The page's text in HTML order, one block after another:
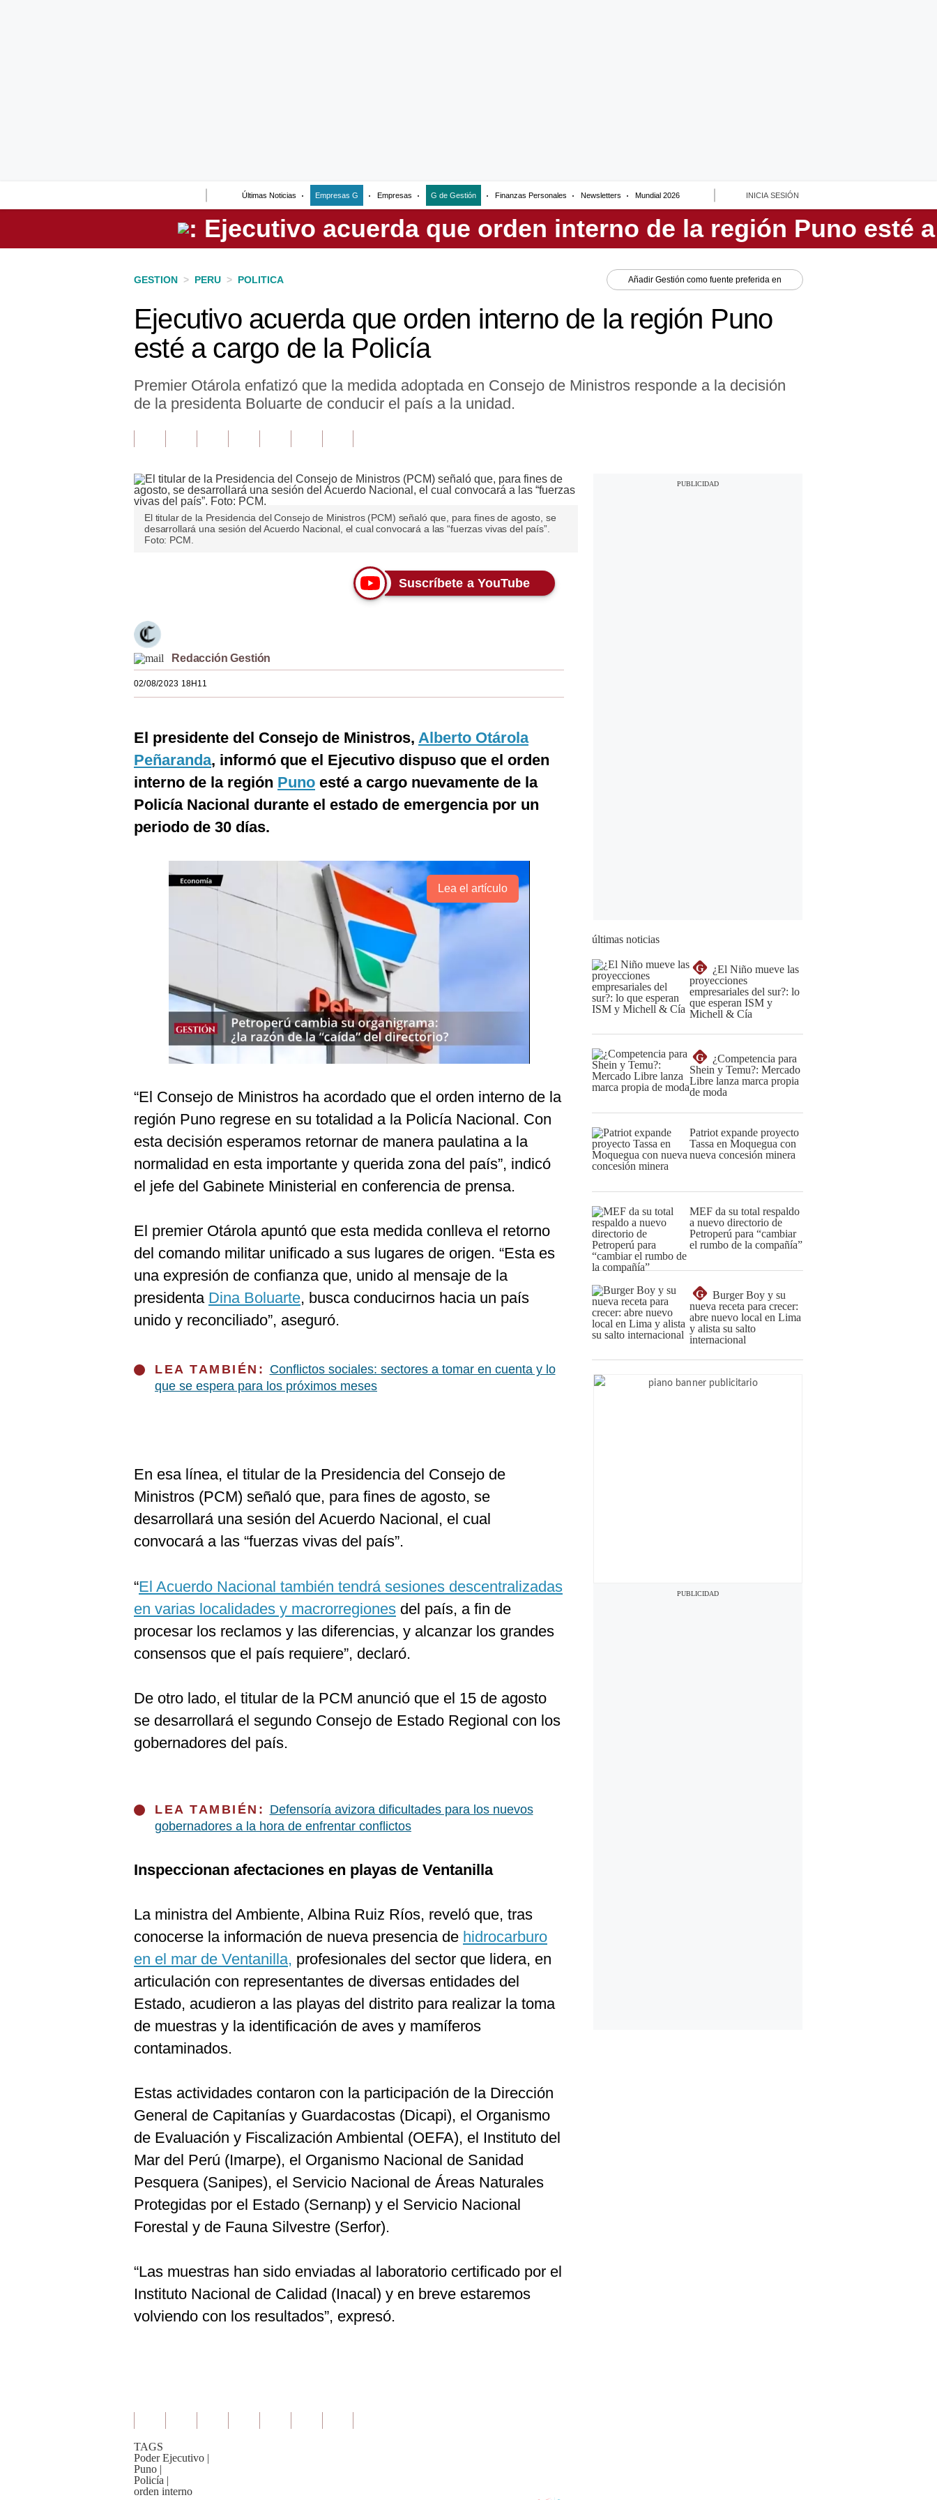
Últimas Noticias Empresas G Empresas G de Gestión Finanzas Personales Newsletters Mundial 2026 INICIA SESIÓN
Perú
GESTION > PERU > POLITICA Añadir Gestión como fuente preferida en
Ejecutivo acuerda que orden interno de la región Puno
esté a cargo de la Policía
Premier Otárola enfatizó que la medida adoptada en Consejo de Ministros responde a la decisión
de la presidenta Boluarte de conducir el país a la unidad.
El titular de la Presidencia del Consejo de Ministros (PCM) señaló que, para fines de agosto, se
desarrollará una sesión del Acuerdo Nacional, el cual convocará a las “fuerzas vivas del país”.
Foto: PCM.
Suscríbete a YouTube
Redacción Gestión
02/08/2023 18H11
El presidente del Consejo de Ministros, Alberto Otárola
Peñaranda, informó que el Ejecutivo dispuso que el orden
interno de la región Puno esté a cargo nuevamente de la
Policía Nacional durante el estado de emergencia por un
periodo de 30 días.
Lea el artículo
“El Consejo de Ministros ha acordado que el orden interno de la
región Puno regrese en su totalidad a la Policía Nacional. Con
esta decisión esperamos retornar de manera paulatina a la
normalidad en esta importante y querida zona del país”, indicó
el jefe del Gabinete Ministerial en conferencia de prensa.
El premier Otárola apuntó que esta medida conlleva el retorno
del comando militar unificado a sus lugares de origen. “Esta es
una expresión de confianza que, unido al mensaje de la
presidenta Dina Boluarte, busca conducirnos hacia un país
unido y reconciliado”, aseguró.
LEA TAMBIÉN: Conflictos sociales: sectores a tomar en cuenta y lo
que se espera para los próximos meses
En esa línea, el titular de la Presidencia del Consejo de
Ministros (PCM) señaló que, para fines de agosto, se
desarrollará una sesión del Acuerdo Nacional, el cual
convocará a las “fuerzas vivas del país”.
“El Acuerdo Nacional también tendrá sesiones descentralizadas
en varias localidades y macrorregiones del país, a fin de
procesar los reclamos y las diferencias, y alcanzar los grandes
consensos que el país requiere”, declaró.
De otro lado, el titular de la PCM anunció que el 15 de agosto
se desarrollará el segundo Consejo de Estado Regional con los
gobernadores del país.
LEA TAMBIÉN: Defensoría avizora dificultades para los nuevos
gobernadores a la hora de enfrentar conflictos
Inspeccionan afectaciones en playas de Ventanilla
La ministra del Ambiente, Albina Ruiz Ríos, reveló que, tras
conocerse la información de nueva presencia de hidrocarburo
en el mar de Ventanilla, profesionales del sector que lidera, en
articulación con representantes de diversas entidades del
Estado, acudieron a las playas del distrito para realizar la toma
de muestras y la identificación de aves y mamíferos
contaminados.
Estas actividades contaron con la participación de la Dirección
General de Capitanías y Guardacostas (Dicapi), el Organismo
de Evaluación y Fiscalización Ambiental (OEFA), el Instituto del
Mar del Perú (Imarpe), el Organismo Nacional de Sanidad
Pesquera (Sanipes), el Servicio Nacional de Áreas Naturales
Protegidas por el Estado (Sernanp) y el Servicio Nacional
Forestal y de Fauna Silvestre (Serfor).
“Las muestras han sido enviadas al laboratorio certificado por el
Instituto Nacional de Calidad (Inacal) y en breve estaremos
volviendo con los resultados”, expresó.
TAGS
Poder Ejecutivo |
Puno |
Policía |
orden interno
últimas noticias
G
¿El Niño mueve las
proyecciones
empresariales del sur?: lo
que esperan ISM y
Michell & Cía
G
¿Competencia para
Shein y Temu?: Mercado
Libre lanza marca propia
de moda
Patriot expande proyecto
Tassa en Moquegua con
nueva concesión minera
MEF da su total respaldo
a nuevo directorio de
Petroperú para “cambiar
el rumbo de la compañía”
G
Burger Boy y su
nueva receta para crecer:
abre nuevo local en Lima
y alista su salto
internacional